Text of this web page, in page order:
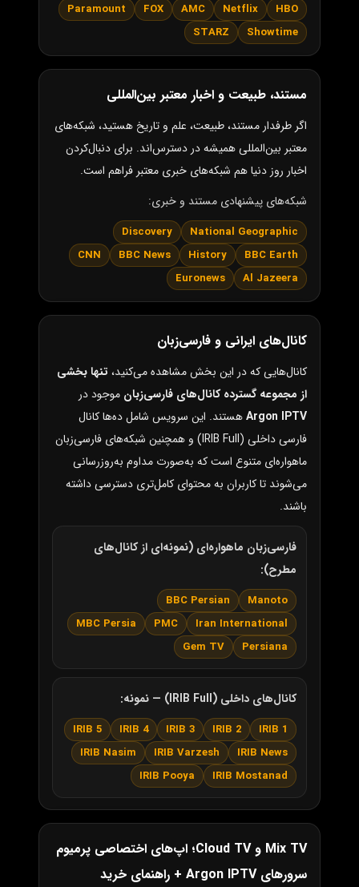
HBO
Netflix
AMC
FOX
Paramount
Showtime
STARZ
مستند، طبیعت و اخبار معتبر بین‌المللی
اگر طرفدار مستند، طبیعت، علم و تاریخ هستید، شبکه‌های
معتبر بین‌المللی همیشه در دسترس‌اند. برای دنبال‌کردن
اخبار روز دنیا هم شبکه‌های خبری معتبر فراهم است.
شبکه‌های پیشنهادی مستند و خبری:
National Geographic
Discovery
BBC Earth
History
BBC News
CNN
Al Jazeera
Euronews
کانال‌های ایرانی و فارسی‌زبان
کانال‌هایی که در این بخش مشاهده می‌کنید، تنها بخشی
از مجموعه گسترده کانال‌های فارسی‌زبان موجود در
Argon IPTVهستند. این سرویس شامل ده‌ها کانال
فارسی داخلی (IRIB Full) و همچنین شبکه‌های فارسی‌زبان
ماهواره‌ای متنوع است که به‌صورت مداوم به‌روزرسانی
می‌شوند تا کاربران به محتوای کامل‌تری دسترسی داشته
باشند.
فارسی‌زبان ماهواره‌ای (نمونه‌ای از کانال‌های
مطرح):
Manoto
BBC Persian
Iran International
PMC
MBC Persia
Persiana
Gem TV
کانال‌های داخلی (IRIB Full) — نمونه:
IRIB 1
IRIB 2
IRIB 3
IRIB 4
IRIB 5
IRIB News
IRIB Varzesh
IRIB Nasim
IRIB Mostanad
IRIB Pooya
Mix TV و Cloud TV؛ اپ‌های اختصاصی پرمیوم
سرورهای Argon IPTV + راهنمای خرید